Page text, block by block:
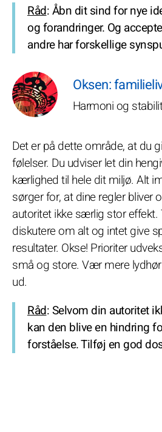
Råd: Åbn dit sind for nye
og forandringer. Og
andre har forskellige
Oksen:
Harmoni og
Det er på dette område, at du
følelser. Du udviser let din
kærlighed til hele dit miljø. Alt
sørger for, at dine regler bliver
autoritet ikke særlig stor
diskutere om alt og intet give
resultater. Okse! Prioriter
små og store. Vær mere
ud.
Råd: Selvom din autoritet
kan den blive en hindring
forståelse. Tilføj en god